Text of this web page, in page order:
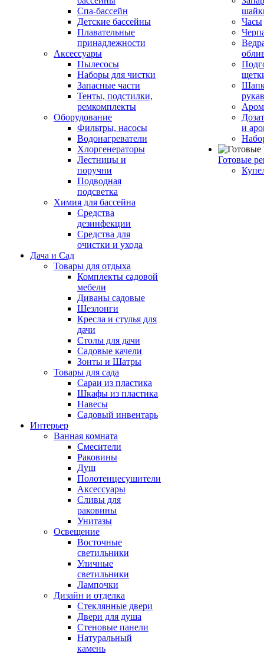
Спа-бассейн
Детские бассейны
Плавательные
принадлежности
Аксессуары
Пылесосы
Наборы для чистки
Запасные части
Тенты, подстилки,
ремкомплекты
Оборудование
Фильтры, насосы
Водонагреватели
Хлоргенераторы
Лестницы и
поручни
Подводная
подсветка
Химия для бассейна
Средства
дезинфекции
Средства для
очистки и ухода
Дача и Сад
Товары для отдыха
Комплекты садовой
мебели
Диваны садовые
Шезлонги
Кресла и стулья для
дачи
Столы для дачи
Садовые качели
Зонты и Шатры
Товары для сада
Сараи из пластика
Шкафы из пластика
Навесы
Садовый инвентарь
Интерьер
Ванная комната
Смесители
Раковины
Душ
Полотенцесушители
Аксессуары
Сливы для
раковины
Унитазы
Освещение
Восточные
светильники
Уличные
светильники
Лампочки
Дизайн и отделка
Стеклянные двери
Двери для душа
Стеновые панели
Натуральный
камень
Часы
и
Готовые